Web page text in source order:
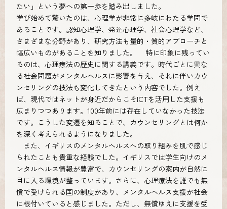
たい」という夢への第一歩を踏み出しました。
学び始めて驚いたのは、心理学が非常に多岐にわたる学問で
あることです。認知心理学、発達心理学、社会心理学など、
さまざまな分野があり、研究方法も量的・質的アプローチと
幅広いものがあることを知りました。 特に印象に残ってい
るのは、心理療法の歴史に関する講義です。時代ごとに異な
る社会問題がメンタルヘルスに影響を与え、それに伴いカウ
ンセリングの技法も変化してきたという内容でした。例え
ば、現代ではネットが身近だからこそICTを活用した支援も
広まりつつあります。100年前には存在していなかった技法
です。こうした変遷を知ることで、カウンセリングとは何か
を深く考えられるようになりました。
また、イギリスのメンタルヘルスへの取り組みを肌で感じ
られたことも貴重な経験でした。イギリスでは学生向けのメ
ンタルヘルス情報が豊富で、カウンセリングの案内が自然に
目に入る環境が整っています。さらに、心理療法を誰でも無
償で受けられる国の制度があり、メンタルヘルス支援が社会
に根付いていると感じました。ただし、無償ゆえに支援を受